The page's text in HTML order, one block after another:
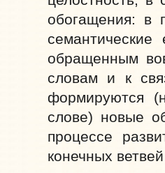
обогащения: в
обращенным
словам и к
формируются
слове) новые
процессе
конечных